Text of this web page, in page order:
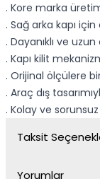
. Kore marka
. Sağ arka kapı
. Dayanıklı ve
. Kapı kilit
. Orijinal ölçülere
. Araç dış
. Kolay ve
Taksit
Yorumlar